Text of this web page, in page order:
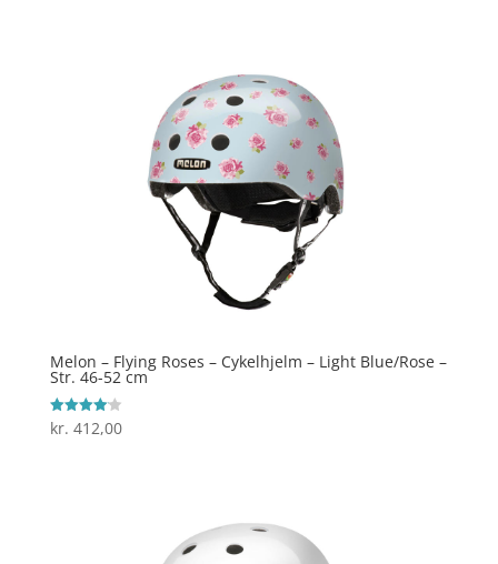
Melon – Flying Roses – Cykelhjelm – Light Blue/Rose –
Str. 46-52 cm
Vurderet
4.1
kr. 412,00